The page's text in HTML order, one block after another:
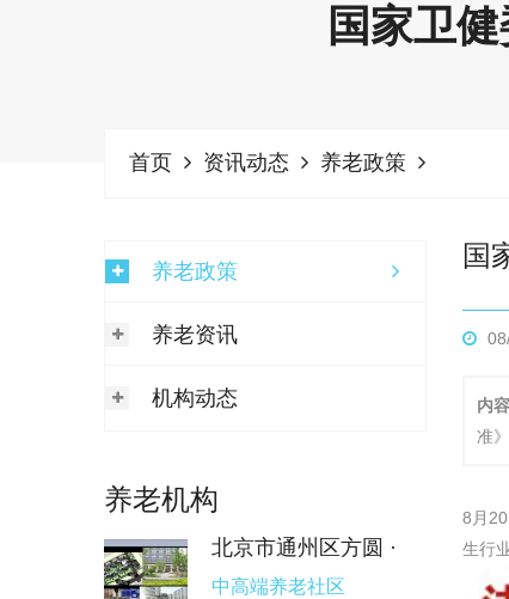
国家卫
首页 资讯动态 养老政策
养老政策
养老资讯
机构动态
养老机构
北京市通州区方圆 ·
中高端养老社区
国
内
准
8月
生行